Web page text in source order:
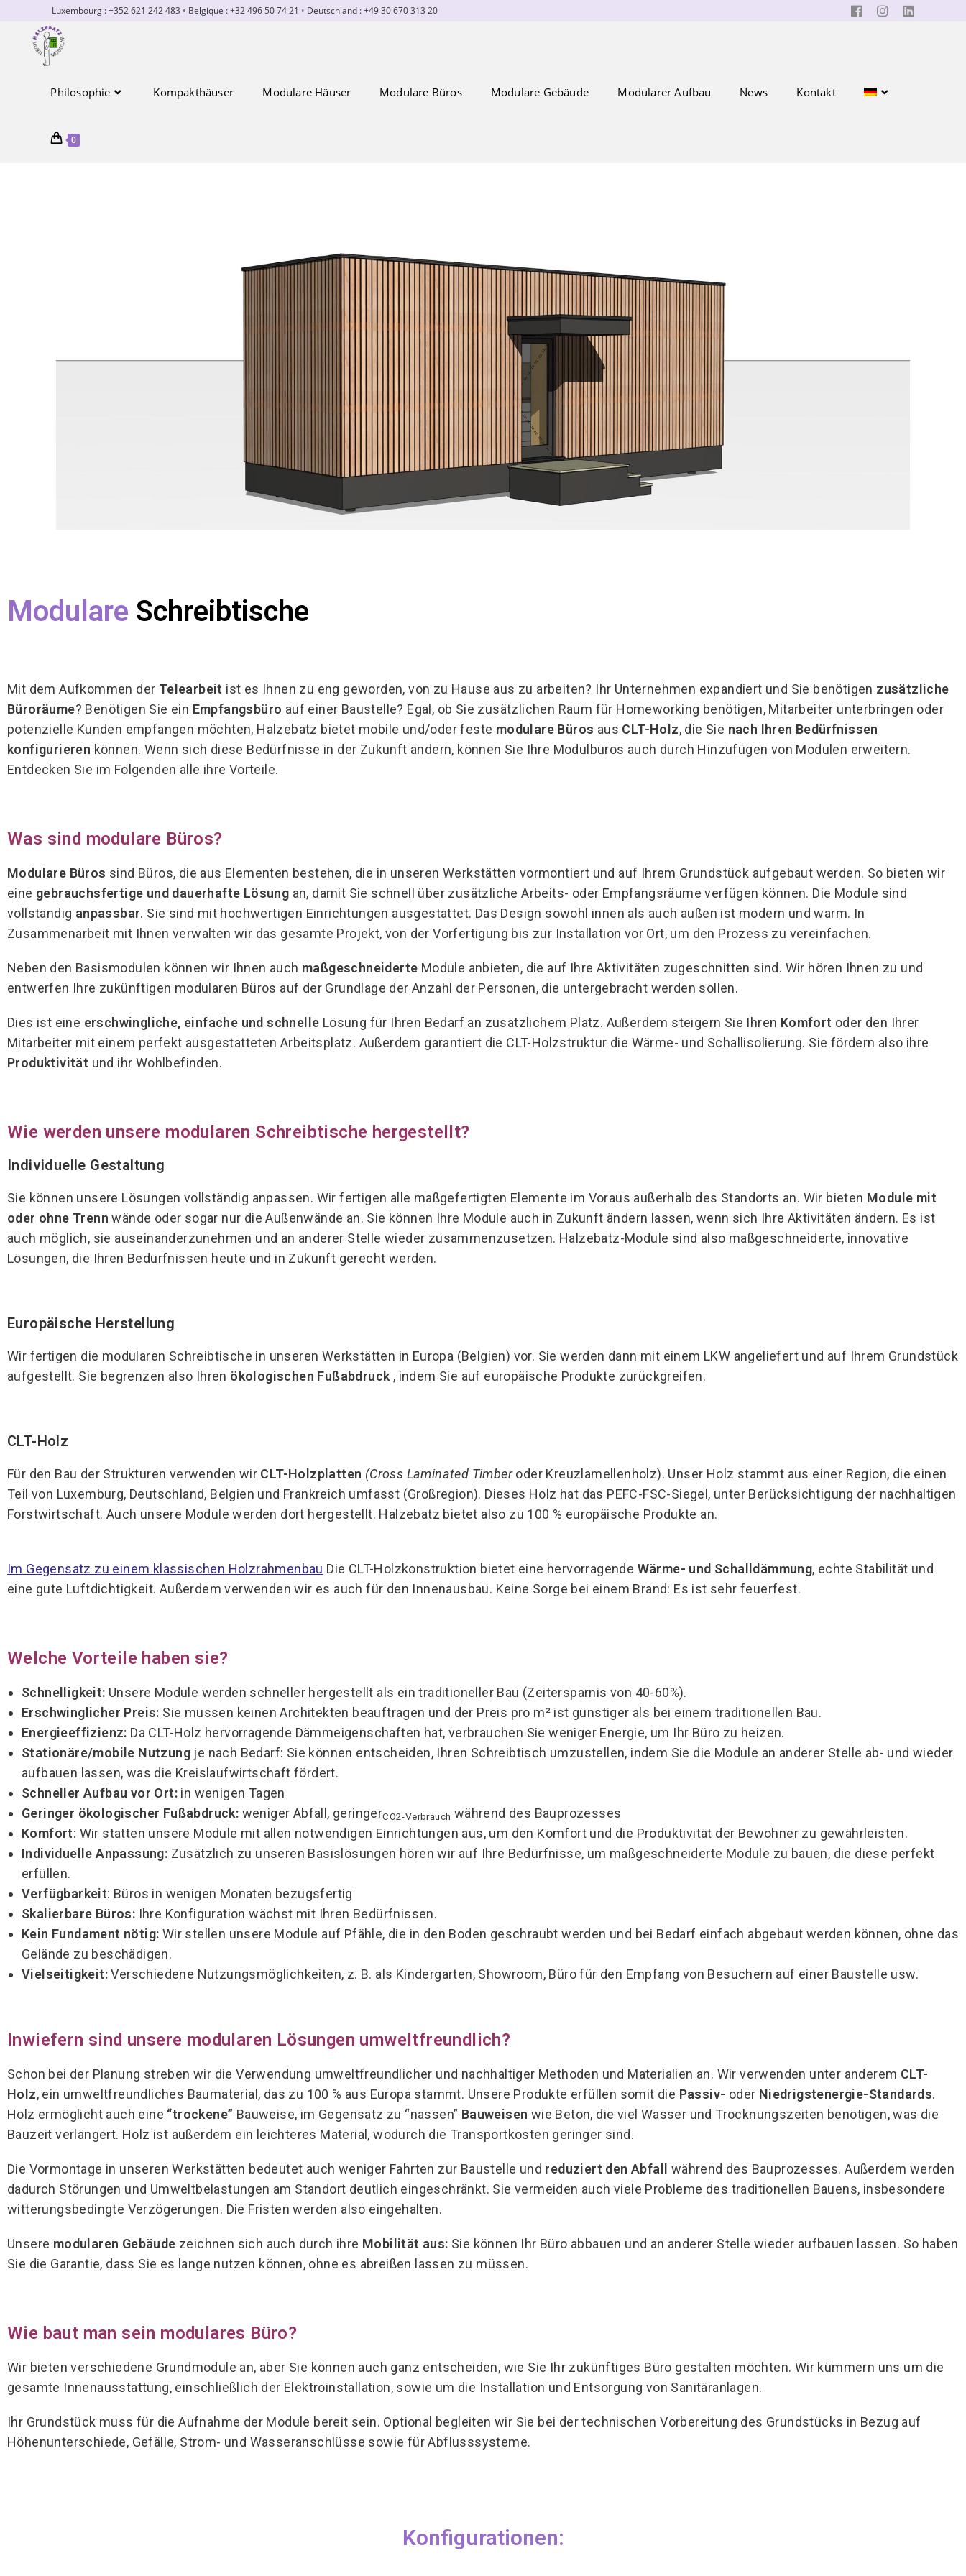
Luxembourg : +352 621 242 483 • Belgique : +32 496 50 74 21 • Deutschland : +49 30 670 313 20
Philosophie Kompakthäuser Modulare Häuser Modulare Büros Modulare Gebäude Modularer Aufbau News Kontakt
0
Modulare Schreibtische
Mit dem Aufkommen der Telearbeit ist es Ihnen zu eng geworden, von zu Hause aus zu arbeiten? Ihr Unternehmen expandiert und Sie benötigen zusätzliche
Büroräume? Benötigen Sie ein Empfangsbüro auf einer Baustelle? Egal, ob Sie zusätzlichen Raum für Homeworking benötigen, Mitarbeiter unterbringen oder
potenzielle Kunden empfangen möchten, Halzebatz bietet mobile und/oder feste modulare Büros aus CLT-Holz, die Sie nach Ihren Bedürfnissen
konfigurieren können. Wenn sich diese Bedürfnisse in der Zukunft ändern, können Sie Ihre Modulbüros auch durch Hinzufügen von Modulen erweitern.
Entdecken Sie im Folgenden alle ihre Vorteile.
Was sind modulare Büros?
Modulare Büros sind Büros, die aus Elementen bestehen, die in unseren Werkstätten vormontiert und auf Ihrem Grundstück aufgebaut werden. So bieten wir
eine gebrauchsfertige und dauerhafte Lösung an, damit Sie schnell über zusätzliche Arbeits- oder Empfangsräume verfügen können. Die Module sind
vollständig anpassbar. Sie sind mit hochwertigen Einrichtungen ausgestattet. Das Design sowohl innen als auch außen ist modern und warm. In
Zusammenarbeit mit Ihnen verwalten wir das gesamte Projekt, von der Vorfertigung bis zur Installation vor Ort, um den Prozess zu vereinfachen.
Neben den Basismodulen können wir Ihnen auch maßgeschneiderte Module anbieten, die auf Ihre Aktivitäten zugeschnitten sind. Wir hören Ihnen zu und
entwerfen Ihre zukünftigen modularen Büros auf der Grundlage der Anzahl der Personen, die untergebracht werden sollen.
Dies ist eine erschwingliche, einfache und schnelle Lösung für Ihren Bedarf an zusätzlichem Platz. Außerdem steigern Sie Ihren Komfort oder den Ihrer
Mitarbeiter mit einem perfekt ausgestatteten Arbeitsplatz. Außerdem garantiert die CLT-Holzstruktur die Wärme- und Schallisolierung. Sie fördern also ihre
Produktivität und ihr Wohlbefinden.
Wie werden unsere modularen Schreibtische hergestellt?
Individuelle Gestaltung
Sie können unsere Lösungen vollständig anpassen. Wir fertigen alle maßgefertigten Elemente im Voraus außerhalb des Standorts an. Wir bieten Module mit
oder ohne Trennwände oder sogar nur die Außenwände an. Sie können Ihre Module auch in Zukunft ändern lassen, wenn sich Ihre Aktivitäten ändern. Es ist
auch möglich, sie auseinanderzunehmen und an anderer Stelle wieder zusammenzusetzen. Halzebatz-Module sind also maßgeschneiderte, innovative
Lösungen, die Ihren Bedürfnissen heute und in Zukunft gerecht werden.
Europäische Herstellung
Wir fertigen die modularen Schreibtische in unseren Werkstätten in Europa (Belgien) vor. Sie werden dann mit einem LKW angeliefert und auf Ihrem Grundstück
aufgestellt. Sie begrenzen also Ihren ökologischen Fußabdruck , indem Sie auf europäische Produkte zurückgreifen.
CLT-Holz
Für den Bau der Strukturen verwenden wir CLT-Holzplatten (Cross Laminated Timberoder Kreuzlamellenholz). Unser Holz stammt aus einer Region, die einen
Teil von Luxemburg, Deutschland, Belgien und Frankreich umfasst (Großregion). Dieses Holz hat das PEFC-FSC-Siegel, unter Berücksichtigung der nachhaltigen
Forstwirtschaft. Auch unsere Module werden dort hergestellt. Halzebatz bietet also zu 100 % europäische Produkte an.
Im Gegensatz zu einem klassischen Holzrahmenbau Die CLT-Holzkonstruktion bietet eine hervorragende Wärme- und Schalldämmung, echte Stabilität und
eine gute Luftdichtigkeit. Außerdem verwenden wir es auch für den Innenausbau. Keine Sorge bei einem Brand: Es ist sehr feuerfest.
Welche Vorteile haben sie?
Schnelligkeit: Unsere Module werden schneller hergestellt als ein traditioneller Bau (Zeitersparnis von 40-60%).
Erschwinglicher Preis: Sie müssen keinen Architekten beauftragen und der Preis pro m² ist günstiger als bei einem traditionellen Bau.
Energieeffizienz: Da CLT-Holz hervorragende Dämmeigenschaften hat, verbrauchen Sie weniger Energie, um Ihr Büro zu heizen.
Stationäre/mobile Nutzung je nach Bedarf: Sie können entscheiden, Ihren Schreibtisch umzustellen, indem Sie die Module an anderer Stelle ab- und wieder
aufbauen lassen, was die Kreislaufwirtschaft fördert.
Schneller Aufbau vor Ort: in wenigen Tagen
Geringer ökologischer Fußabdruck: weniger Abfall, geringerCO2-Verbrauch während des Bauprozesses
Komfort: Wir statten unsere Module mit allen notwendigen Einrichtungen aus, um den Komfort und die Produktivität der Bewohner zu gewährleisten.
Individuelle Anpassung: Zusätzlich zu unseren Basislösungen hören wir auf Ihre Bedürfnisse, um maßgeschneiderte Module zu bauen, die diese perfekt
erfüllen.
Verfügbarkeit: Büros in wenigen Monaten bezugsfertig
Skalierbare Büros: Ihre Konfiguration wächst mit Ihren Bedürfnissen.
Kein Fundament nötig: Wir stellen unsere Module auf Pfähle, die in den Boden geschraubt werden und bei Bedarf einfach abgebaut werden können, ohne das
Gelände zu beschädigen.
Vielseitigkeit:Verschiedene Nutzungsmöglichkeiten, z. B. als Kindergarten, Showroom, Büro für den Empfang von Besuchern auf einer Baustelle usw.
Inwiefern sind unsere modularen Lösungen umweltfreundlich?
Schon bei der Planung streben wir die Verwendung umweltfreundlicher und nachhaltiger Methoden und Materialien an. Wir verwenden unter anderem CLT-
Holz, ein umweltfreundliches Baumaterial, das zu 100 % aus Europa stammt. Unsere Produkte erfüllen somit die Passiv- oder Niedrigstenergie-Standards.
Holz ermöglicht auch eine “trockene” Bauweise, im Gegensatz zu “nassen” Bauweisen wie Beton, die viel Wasser und Trocknungszeiten benötigen, was die
Bauzeit verlängert. Holz ist außerdem ein leichteres Material, wodurch die Transportkosten geringer sind.
Die Vormontage in unseren Werkstätten bedeutet auch weniger Fahrten zur Baustelle und reduziert den Abfall
während des Bauprozesses. Außerdem werden
dadurch Störungen und Umweltbelastungen am Standort deutlich eingeschränkt. Sie vermeiden auch viele Probleme des traditionellen Bauens, insbesondere
witterungsbedingte Verzögerungen. Die Fristen werden also eingehalten.
Unsere modularen Gebäude zeichnen sich auch durch ihre Mobilität aus: Sie können Ihr Büro abbauen und an anderer Stelle wieder aufbauen lassen. So haben
Sie die Garantie, dass Sie es lange nutzen können, ohne es abreißen lassen zu müssen.
Wie baut man sein modulares Büro?
Wir bieten verschiedene Grundmodule an, aber Sie können auch ganz entscheiden, wie Sie Ihr zukünftiges Büro gestalten möchten. Wir kümmern uns um die
gesamte Innenausstattung, einschließlich der Elektroinstallation, sowie um die Installation und Entsorgung von Sanitäranlagen.
Ihr Grundstück muss für die Aufnahme der Module bereit sein. Optional begleiten wir Sie bei der technischen Vorbereitung des Grundstücks in Bezug auf
Höhenunterschiede, Gefälle, Strom- und Wasseranschlüsse sowie für Abflusssysteme.
Konfigurationen: